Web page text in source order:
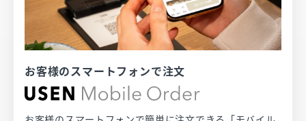
お客様のスマートフォンで注文